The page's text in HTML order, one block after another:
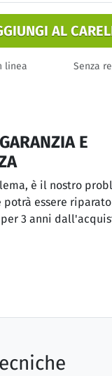
AL
linea Senza
E
è il nostro
essere riparato
3 anni